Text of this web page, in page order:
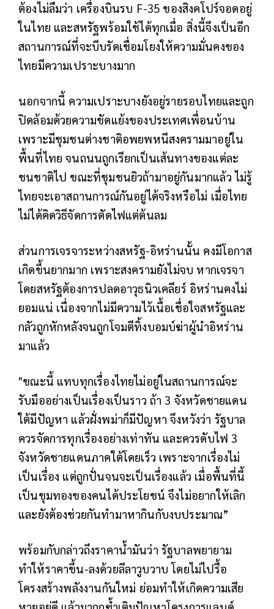
ต้องไม่ลืมว่า เครื่องบินรบ F-35 ของสิงคโปร์จอดอยู่
ในไทย และสหรัฐพร้อมใช้ได้ทุกเมื่อ สิ่งนี้จึงเป็นอีก
สถานการณ์ที่จะบีบรัดเชื่อมโยงให้ความมั่นคงของ
ไทยมีความเปราะบางมาก
นอกจากนี้ ความเปราะบางยังอยู่รายรอบไทยและถูก
ปิดล้อมด้วยความขัดแย้งของประเทศเพื่อนบ้าน
เพราะมีชุมชนต่างชาติอพยพหนีสงครามมาอยู่ใน
พื้นที่ไทย จนถนนถูกเรียกเป็นเส้นทางของแต่ละ
ชนชาติไป ขณะที่ชุมชนยิวถ้ามาอยู่กันมากแล้ว ไม่รู้
ไทยจะเอาสถานการณ์กันอยู่ได้จริงหรือไม่ เมื่อไทย
ไม่ได้คิดวิธีจัดการตัดไฟแต่ต้นลม
ส่วนการเจรจาระหว่างสหรัฐ-อิหร่านนั้น คงมีโอกาส
เกิดขึ้นยากมาก เพราะสงครามยังไม่จบ หากเจรจา
โดยสหรัฐต้องการปลดอาวุธนิวเคลียร์ อิหร่านคงไม่
ยอมแน่ เนื่องจากไม่มีความไว้เนื้อเชื่อใจสหรัฐและ
กลัวถูกหักหลังจนถูกโจมตีทิ้งบอมบ์ฆ่าผู้นำอิหร่าน
มาแล้ว
"ขณะนี้ แทบทุกเรื่องไทยไม่อยู่ในสถานการณ์จะ
รับมืออย่างเป็นเรื่องเป็นราว ถ้า 3 จังหวัดชายแดน
ใต้มีปัญหา แล้วฝั่งพม่าก็มีปัญหา จึงหวังว่า รัฐบาล
ควรจัดการทุกเรื่องอย่างเท่าทัน และควรดับไฟ 3
จังหวัดชายแดนภาคใต้โดยเร็ว เพราะจากเรื่องไม่
เป็นเรื่อง แต่ถูกปั่นจนจะเป็นเรื่องแล้ว เมื่อพื้นที่นี้
เป็นขุมทองของคนได้ประโยชน์ จึงไม่อยากให้เลิก
และยังต้องช่วยกันทำมาหากินกับงบประมาณ”
พร้อมกับกล่าวถึงราคาน้ำมันว่า รัฐบาลพยายาม
ทำให้ราคาขึ้น-ลงด้วยลีลาวูบวาบ โดยไม่ไปรื้อ
โครงสร้างพลังงานกันใหม่ ย่อมทำให้เกิดความเสีย